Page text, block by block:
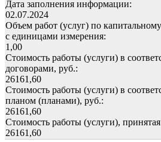
Дата заполнения информации:
02.07.2024
Объем работ (услуг) по
с единицами измерения:
1,00
Стоимость работы (услуги) в
договорами, руб.:
26161,60
Стоимость работы (услуги) в
планом (планами), руб.:
26161,60
Стоимость работы (услуги),
26161,60